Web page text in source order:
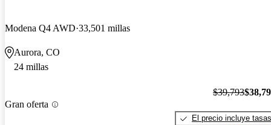
Modena Q4 AWD 33,501 millas
Aurora, CO
24 millas
Gran oferta
$39,793
El precio incluye tasas